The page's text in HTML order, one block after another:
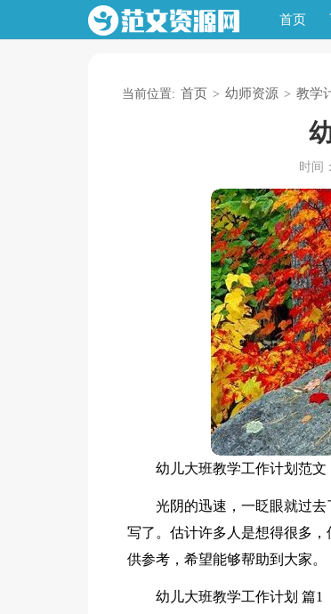
首页
当前位置: 首页 > 幼师资源 > 教学
时间
幼儿大班教学工作计划范文
光阴的迅速，一眨眼就过
写了。估计许多人是想得很多
供参考，希望能够帮助到大家。
幼儿大班教学工作计划 篇1